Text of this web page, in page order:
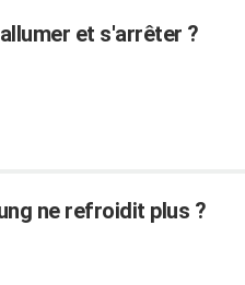
et s'arrêter ?
ne refroidit plus ?